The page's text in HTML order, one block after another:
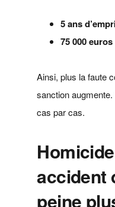
5 ans
75 000 euros
Ainsi, plus la faute
sanction
cas par cas.
accident
peine